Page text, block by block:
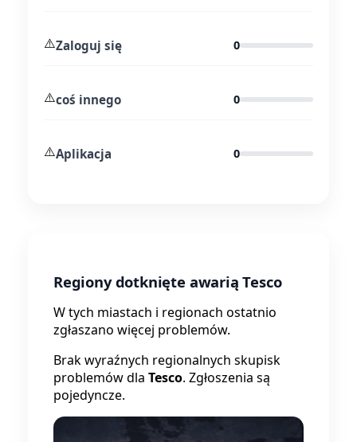
⚠️Zaloguj się 0
⚠️coś innego 0
⚠️Aplikacja 0
Regiony dotknięte awarią Tesco
W tych miastach i regionach ostatnio
zgłaszano więcej problemów.
Brak wyraźnych regionalnych skupisk
problemów dla Tesco. Zgłoszenia są
pojedyncze.